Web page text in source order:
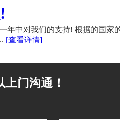
中对我们的支持! 根据的国
[查看详情]
门沟通！